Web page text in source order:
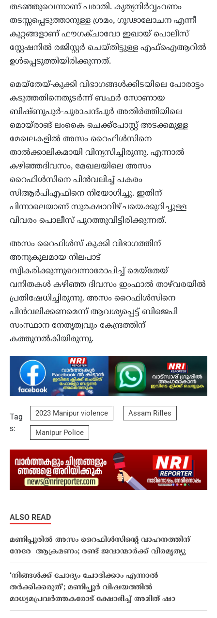
തടഞ്ഞുവെന്നാണ് പരാതി. കൃത്യനിർവ്വഹണം
തടസ്സപ്പെടുത്താനുള്ള ശ്രമം, ഗൂഢാലോചന എന്നീ
കുറ്റങ്ങളാണ് ഫൗഗക്‌ചാവോ ഇഖായ് പൊലീസ്
സ്റ്റേഷനില്‍ രജിസ്റ്റർ ചെയ്തിട്ടുള്ള എഫ്‌ഐആറില്‍
ഉള്‍പ്പെടുത്തിയിരിക്കുന്നത്.
മെയ്തേയ്-കുക്കി വിഭാഗങ്ങള്‍ക്കിടയിലെ പോരാട്ടം
കടുത്തതിനെതുടർന്ന് ബഫർ സോണായ
ബിഷ്ണുപുർ-ചുരാചന്ദ്പുർ അതിർത്തിയിലെ
മൊയ്രാങ് ലംകൈ ചെക്ക്പോസ്റ്റ് അടക്കമുള്ള
മേഖലകളില്‍ അസം റൈഫിൾസിനെ
താൽക്കാലികമായി വിന്യസിച്ചിരുന്നു. എന്നാല്‍
കഴിഞ്ഞദിവസം, മേഖലയിലെ അസം
റൈഫിൾസിനെ പിന്‍വലിച്ച് പകരം
സിആർപിഎഫിനെ നിയോഗിച്ചു. ഇതിന്
പിന്നാലെയാണ് സുരക്ഷാവീഴ്ചയെക്കുറിച്ചുള്ള
വിവരം പൊലീസ് പുറത്തുവിട്ടിരിക്കുന്നത്.
അസം റെെഫിള്‍സ് കുക്കി വിഭാഗത്തിന്
അനുകൂലമായ നിലപാട്
സ്വീകരിക്കുന്നുവെന്നാരോപിച്ച് മെയ്തേയ്
വനിതകൾ കഴിഞ്ഞ ദിവസം ഇംഫാൽ താഴ്‌വരയിൽ
പ്രതിഷേധിച്ചിരുന്നു. അസം റൈഫിൾസിനെ
പിൻവലിക്കണമെന്ന് ആവശ്യപ്പെട്ട് ബിജെപി
സംസ്ഥാന നേതൃത്വവും കേന്ദ്രത്തിന്
കത്തുനല്‍കിയിരുന്നു.
Tag
s:
2023 Manipur violence Assam Rifles
Manipur Police
ALSO READ
മണിപ്പൂരിൽ അസം റൈഫിൾസിൻ്റെ വാഹനത്തിന്
നേരേ ആക്രമണം; രണ്ട് ജവാന്മാർക്ക് വീരമൃത്യു
‘നിങ്ങൾക്ക് ചോദ്യം ചോദിക്കാം എന്നാൽ
തർക്കിക്കരുത്’; മണിപ്പുർ വിഷയത്തിൽ
മാധ്യമപ്രവർത്തകരോട് ക്ഷോഭിച്ച് അമിത് ഷാ